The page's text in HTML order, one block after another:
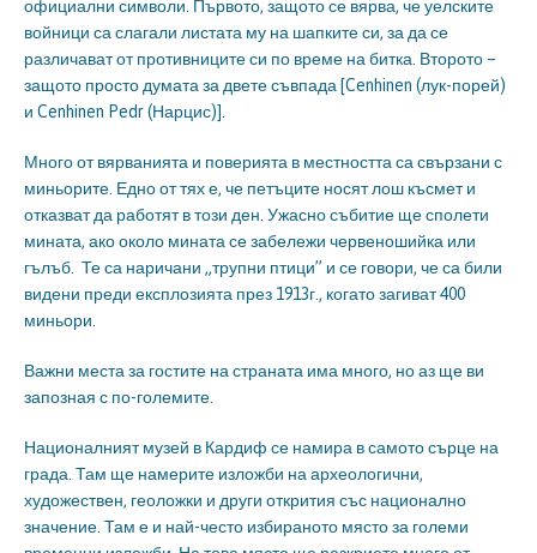
официални символи. Първото, защото се вярва, че уелските
войници са слагали листата му на шапките си, за да се
различават от противниците си по време на битка. Второто –
защото просто думата за двете съвпада [Cenhinen (лук-порей)
и Cenhinen Pedr (Нарцис)].
Много от вярванията и поверията в местността са свързани с
миньорите. Едно от тях е, че петъците носят лош късмет и
отказват да работят в този ден. Ужасно събитие ще сполети
мината, ако около мината се забележи червеношийка или
гълъб. Те са наричани „трупни птици” и се говори, че са били
видени преди експлозията през 1913г., когато загиват 400
миньори.
Важни места за гостите на страната има много, но аз ще ви
запозная с по-големите.
Националният музей в Кардиф се намира в самото сърце на
града. Там ще намерите изложби на археологични,
художествен, геоложки и други открития със национално
значение. Там е и най-често избираното място за големи